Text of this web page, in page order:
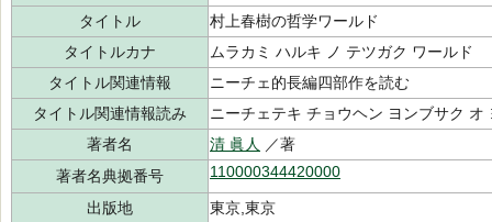
タイトル
村上春樹の哲学ワールド
タイトルカナ
ムラカミ ハルキ ノ テツガク ワールド
タイトル関連情報
ニーチェ的長編四部作を読む
タイトル関連情報読み
ニーチェテキ チョウヘン ヨンブサク オ
著者名
清 眞人
／著
著者名典拠番号
110000344420000
出版地
東京,東京